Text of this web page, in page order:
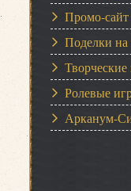
Промо-
Поделки на
Ролевые
Арканум-